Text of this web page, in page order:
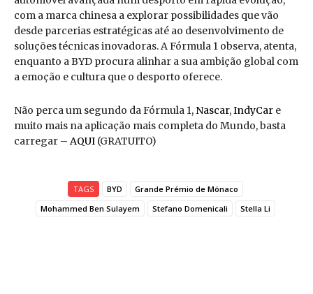
com a marca chinesa a explorar possibilidades que vão
desde parcerias estratégicas até ao desenvolvimento de
soluções técnicas inovadoras. A Fórmula 1 observa, atenta,
enquanto a BYD procura alinhar a sua ambição global com
a emoção e cultura que o desporto oferece.
Não perca um segundo da Fórmula 1, Nascar,IndyCar e
muito mais na aplicação mais completa do Mundo, basta
carregar – AQUI (GRATUITO)
TAGS BYD
Grande Prémio de Mónaco
Mohammed Ben Sulayem
Stefano Domenicali Stella Li